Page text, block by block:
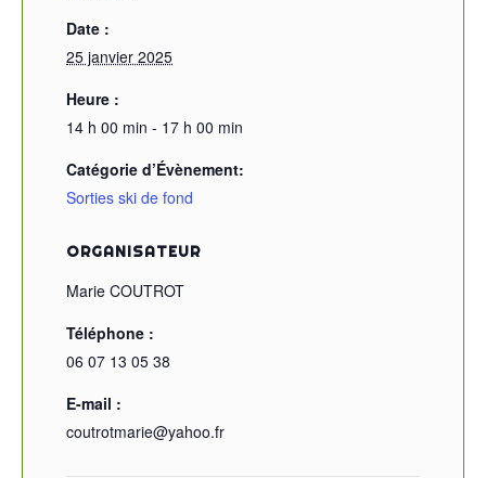
Date :
25 janvier 2025
Heure :
14 h 00 min - 17 h 00 min
Catégorie d’Évènement:
Sorties ski de fond
ORGANISATEUR
Marie COUTROT
Téléphone :
06 07 13 05 38
E-mail :
coutrotmarie@yahoo.fr